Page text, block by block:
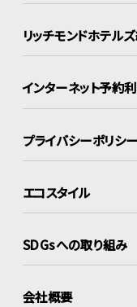
リッチモンドホテル
インターネット予約
プライバシーポリシー
エコスタイル
SDGsへの取り組み
会社概要